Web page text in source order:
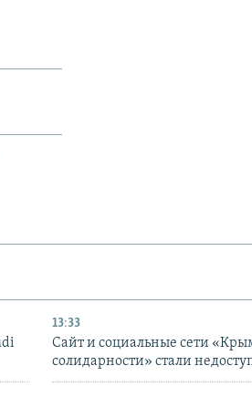
13:33
Сайт и социальные сети
солидарности» стали